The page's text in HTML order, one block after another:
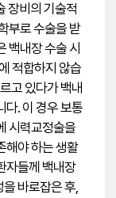
장비의 기술적
부로 수술을 받
백내장 수술 시
적합하지 않습
고 있다가 백내
다. 이 경우 보통
시력교정술을
해야 하는 생활
자들께 백내장
바로잡은 후,